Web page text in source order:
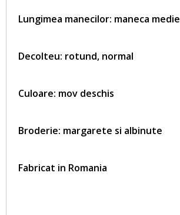
Lungimea manecilor: maneca medie
Decolteu: rotund, normal
Culoare: mov deschis
Broderie: margarete si albinute
Fabricat in Romania